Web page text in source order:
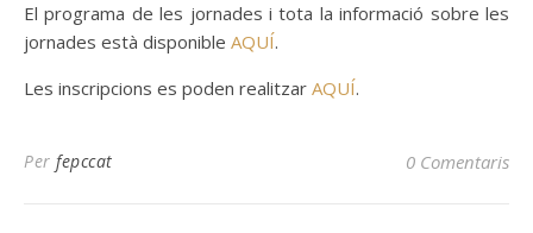
El programa de les jornades i tota la informació sobre les
jornades està disponible AQUÍ.
Les inscripcions es poden realitzar AQUÍ.
Per fepccat 0 Comentaris